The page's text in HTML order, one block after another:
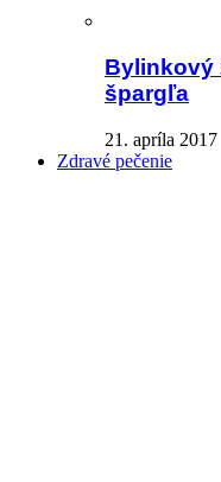
Bylinkový
špargľa
21. apríla 2017
Zdravé pečenie